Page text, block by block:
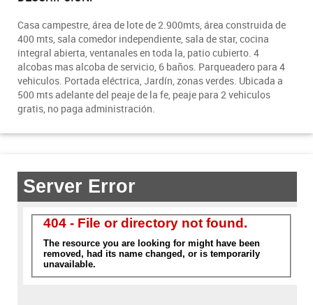
Casa campestre, área de lote de 2.900mts, área construida de
400 mts, sala comedor independiente, sala de star, cocina
integral abierta, ventanales en toda la, patio cubierto. 4
alcobas mas alcoba de servicio, 6 baños. Parqueadero para 4
vehiculos. Portada eléctrica, Jardín, zonas verdes. Ubicada a
500 mts adelante del peaje de la fe, peaje para 2 vehiculos
gratis, no paga administración.